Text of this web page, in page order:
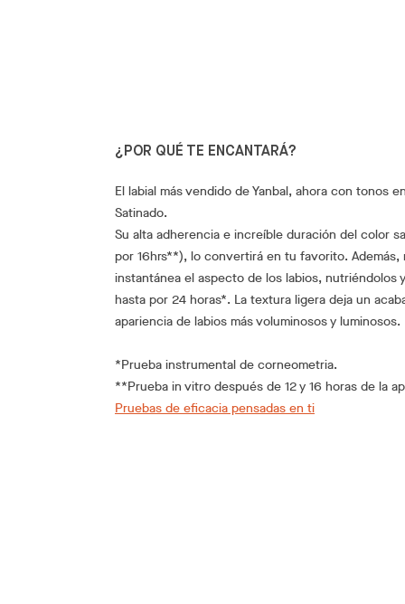
¿POR QUÉ TE ENCANTARÁ?
El labial más vendido de Yanbal, ahora con tonos
Satinado.
Su alta adherencia e increíble duración del color
por 16hrs**), lo convertirá en tu favorito. Además,
instantánea el aspecto de los labios, nutriéndolos
hasta por 24 horas*. La textura ligera deja un
apariencia de labios más voluminosos y luminosos.
*Prueba instrumental de corneometria.
**Prueba in vitro después de 12 y 16 horas de la
Pruebas de eficacia pensadas en ti